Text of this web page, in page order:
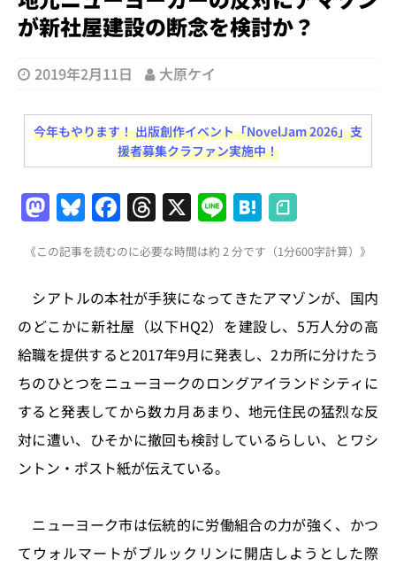
が新社屋建設の断念を検討か？
2019年2月11日 大原ケイ
今年もやります！ 出版創作イベント「NovelJam 2026」支
援者募集クラファン実施中！
M
a
st
o
d
o
n
Bl
u
e
s
k
y
F
a
c
e
b
o
o
k
T
h
re
a
d
s
X Li
n
e
H
at
e
n
a
《この記事を読むのに必要な時間は約 2 分です（1分600字計算）》
シアトルの本社が手狭になってきたアマゾンが、国内
のどこかに新社屋（以下HQ2）を建設し、5万人分の高
給職を提供すると2017年9月に発表し、2カ所に分けたう
ちのひとつをニューヨークのロングアイランドシティに
すると発表してから数カ月あまり、地元住民の猛烈な反
対に遭い、ひそかに撤回も検討しているらしい、とワシ
ントン・ポスト紙が伝えている。
ニューヨーク市は伝統的に労働組合の力が強く、かつ
てウォルマートがブルックリンに開店しようとした際